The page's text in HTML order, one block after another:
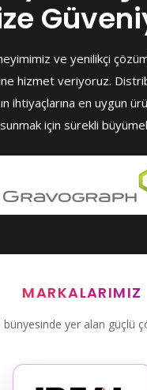
ve yenilikçi
hizmet veriyoruz.
ihtiyaçlarına en uygun
sunmak için sürekli
MARKALARIMIZ
yer alan güçlü